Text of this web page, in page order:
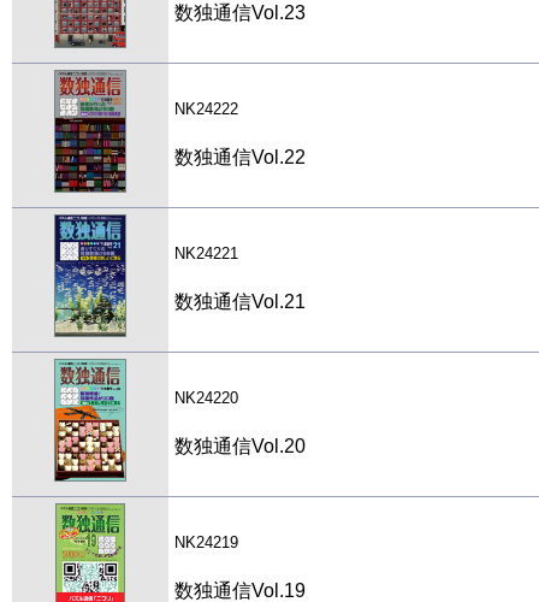
数独通信Vol.23
NK24222
数独通信Vol.22
NK24221
数独通信Vol.21
NK24220
数独通信Vol.20
NK24219
数独通信Vol.19